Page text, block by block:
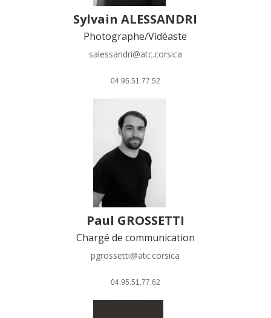
Sylvain ALESSANDRI
Photographe/Vidéaste
salessandri@atc.corsica
04.95.51.77.52
Paul GROSSETTI
Chargé de communication
pgrossetti@atc.corsica
04.95.51.77.62